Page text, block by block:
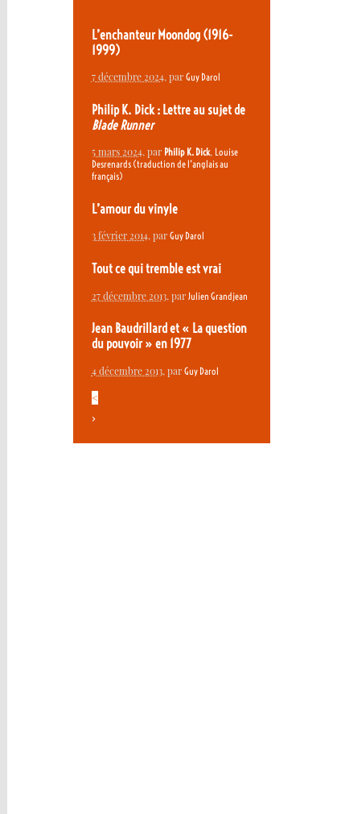
L’enchanteur Moondog (1916-
1999)
7 décembre 2024, par Guy Darol
Philip K. Dick : Lettre au sujet de
Blade Runner
5 mars 2024, par Philip K. Dick, Louise
Desrenards (traduction de l’anglais au
français)
L’amour du vinyle
3 février 2014, par Guy Darol
Tout ce qui tremble est vrai
27 décembre 2013, par Julien Grandjean
Jean Baudrillard et « La question
du pouvoir » en 1977
4 décembre 2013, par Guy Darol
<
>